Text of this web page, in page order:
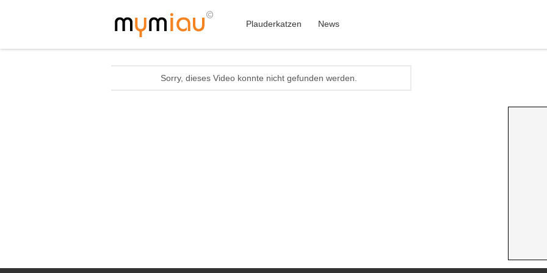
Plauderkatzen News
Sorry, dieses Video konnte nicht gefunden werden.